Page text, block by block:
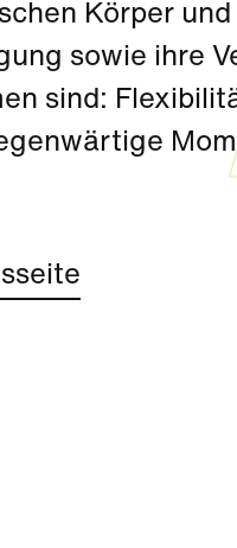
Körper
sowie ihre
sind: